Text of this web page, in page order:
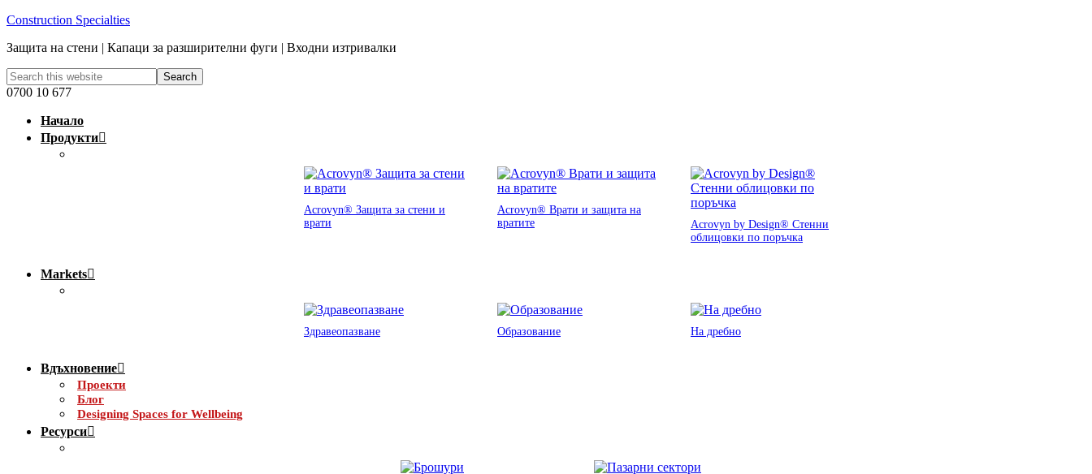
Construction Specialties
Защита на стени | Капаци за разширителни фуги | Входни изтривалки
0700 10 677
Начало
Продукти
Acrovyn® Защита за стени и
врати
Acrovyn® Врати и защита на
вратите
Acrovyn by Design® Стенни
облицовки по поръчка
Markets
Здравеопазване Образование На дребно
Вдъхновение
Проекти
Блог
Designing Spaces for Wellbeing
Ресурси